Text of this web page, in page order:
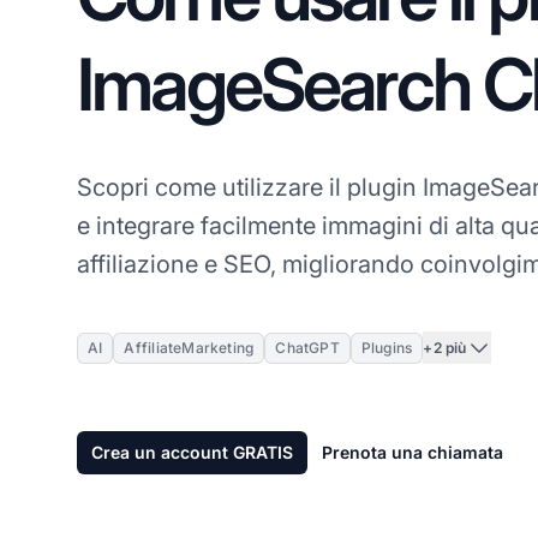
ImageSearch
Scopri come utilizzare il plugin
e integrare facilmente immagini di alta
affiliazione e SEO, migliorando
AI AffiliateMarketing ChatGPT Plugins +2 più
Crea un account GRATIS Prenota una chiamata